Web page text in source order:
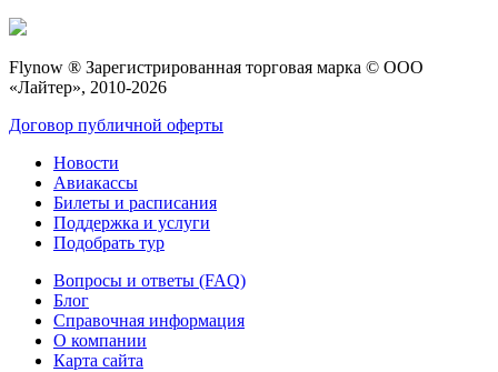
Flynow ® Зарегистрированная торговая марка © ООО
«Лайтер», 2010-2026
Договор публичной оферты
Новости
Авиакассы
Билеты и расписания
Поддержка и услуги
Подобрать тур
Вопросы и ответы (FAQ)
Блог
Справочная информация
О компании
Карта сайта